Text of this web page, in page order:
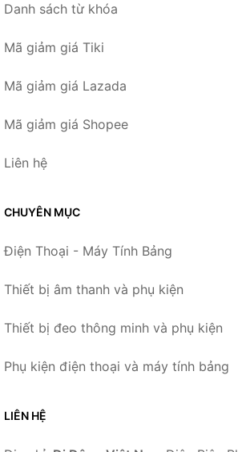
Danh sách từ khóa
Mã giảm giá Tiki
Mã giảm giá Lazada
Mã giảm giá Shopee
Liên hệ
CHUYÊN MỤC
Điện Thoại - Máy Tính Bảng
Thiết bị âm thanh và phụ kiện
Thiết bị đeo thông minh và phụ kiện
Phụ kiện điện thoại và máy tính bảng
LIÊN HỆ